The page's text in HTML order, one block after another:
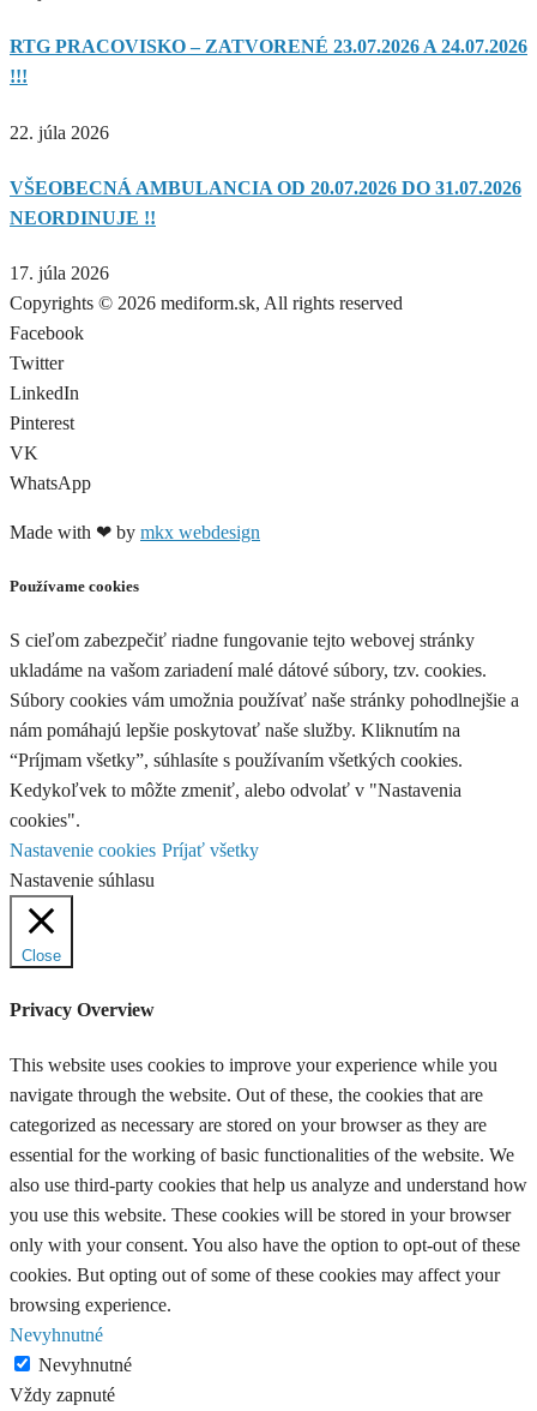
RTG PRACOVISKO – ZATVORENÉ 23.07.2026 A 24.07.2026
!!!
22. júla 2026
VŠEOBECNÁ AMBULANCIA OD 20.07.2026 DO 31.07.2026
NEORDINUJE !!
17. júla 2026
Copyrights © 2026 mediform.sk, All rights reserved​
Facebook
Twitter
LinkedIn
Pinterest
VK
WhatsApp
Made with ❤ by mkx webdesign
Používame cookies
S cieľom zabezpečiť riadne fungovanie tejto webovej stránky
ukladáme na vašom zariadení malé dátové súbory, tzv. cookies.
Súbory cookies vám umožnia používať naše stránky pohodlnejšie a
nám pomáhajú lepšie poskytovať naše služby. Kliknutím na
“Príjmam všetky”, súhlasíte s používaním všetkých cookies.
Kedykoľvek to môžte zmeniť, alebo odvolať v "Nastavenia
cookies".
Nastavenie cookies Príjať všetky
Nastavenie súhlasu
Close
Privacy Overview
This website uses cookies to improve your experience while you
navigate through the website. Out of these, the cookies that are
categorized as necessary are stored on your browser as they are
essential for the working of basic functionalities of the website. We
also use third-party cookies that help us analyze and understand how
you use this website. These cookies will be stored in your browser
only with your consent. You also have the option to opt-out of these
cookies. But opting out of some of these cookies may affect your
browsing experience.
Nevyhnutné
Nevyhnutné
Vždy zapnuté